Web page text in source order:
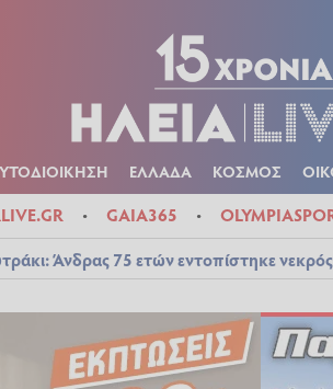
ΕΛΛΑΔΑ ΚΟΣΜΟΣ
GAIA365
Άνδρας 75 ετών εντοπίστηκε